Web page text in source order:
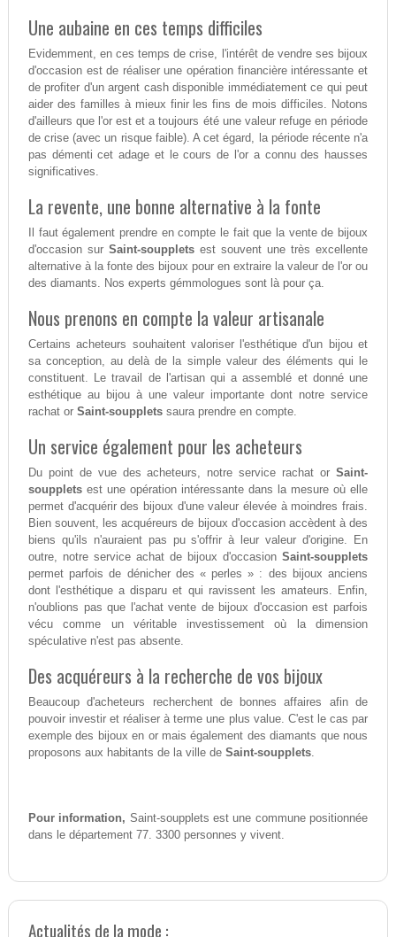
Une aubaine en ces temps difficiles
Evidemment, en ces temps de crise, l'intérêt de vendre ses bijoux
d'occasion est de réaliser une opération financière intéressante et
de profiter d'un argent cash disponible immédiatement ce qui peut
aider des familles à mieux finir les fins de mois difficiles. Notons
d'ailleurs que l'or est et a toujours été une valeur refuge en période
de crise (avec un risque faible). A cet égard, la période récente n'a
pas démenti cet adage et le cours de l'or a connu des hausses
significatives.
La revente, une bonne alternative à la fonte
Il faut également prendre en compte le fait que la vente de bijoux
d'occasion sur Saint-souppletsest souvent une très excellente
alternative à la fonte des bijoux pour en extraire la valeur de l'or ou
des diamants. Nos experts gémmologues sont là pour ça.
Nous prenons en compte la valeur artisanale
Certains acheteurs souhaitent valoriser l'esthétique d'un bijou et
sa conception, au delà de la simple valeur des éléments qui le
constituent. Le travail de l'artisan qui a assemblé et donné une
esthétique au bijou à une valeur importante dont notre service
rachat or Saint-souppletssaura prendre en compte.
Un service également pour les acheteurs
Du point de vue des acheteurs, notre service rachat orSaint-
souppletsest une opération intéressante dans la mesure où elle
permet d'acquérir des bijoux d'une valeur élevée à moindres frais.
Bien souvent, les acquéreurs de bijoux d'occasion accèdent à des
biens qu'ils n'auraient pas pu s'offrir à leur valeur d'origine. En
outre, notre service achat de bijoux d'occasionSaint-soupplets
permet parfois de dénicher des « perles » : des bijoux anciens
dont l'esthétique a disparu et qui ravissent les amateurs. Enfin,
n'oublions pas que l'achat vente de bijoux d'occasion est parfois
vécu comme un véritable investissement où la dimension
spéculative n'est pas absente.
Des acquéreurs à la recherche de vos bijoux
Beaucoup d'acheteurs recherchent de bonnes affaires afin de
pouvoir investir et réaliser à terme une plus value. C'est le cas par
exemple des bijoux en or mais également des diamants que nous
proposons aux habitants de la ville de Saint-soupplets.
Pour information, Saint-soupplets est une commune positionnée
dans le département 77. 3300 personnes y vivent.
Actualités de la mode :